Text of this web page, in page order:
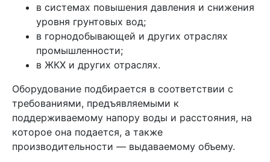
в системах повышения давления и снижения
уровня грунтовых вод;
в горнодобывающей и других отраслях
промышленности;
в ЖКХ и других отраслях.
Оборудование подбирается в соответствии с
требованиями, предъявляемыми к
поддерживаемому напору воды и расстояния, на
которое она подается, а также
производительности — выдаваемому объему.